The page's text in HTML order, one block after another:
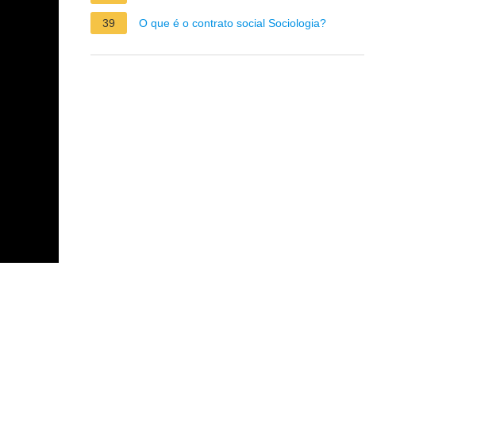
39 O que é o contrato social Sociologia?